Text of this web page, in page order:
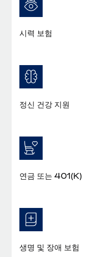
시력 보험
정신 건강 지원
연금 또는 401(K)
생명 및 장애 보험